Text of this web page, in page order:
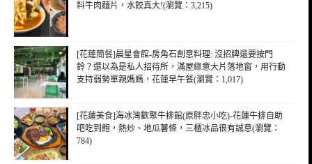
料牛肉麵片，水餃真大!(瀏覽：3,215)
[花蓮簡餐]晨星會館-房角石創意料理: 沒招牌還要按門
鈴？還以為是私人招待所，滿屋綠意大片落地窗，用行動
支持弱勢單親媽媽，花蓮早午餐(瀏覽：1,017)
[花蓮美食]海冰灣歡聚牛排館(原胖忠小吃)-花蓮牛排自助
吧吃到飽，熱炒、地瓜薯條，三櫃冰品很有誠意(瀏覽：
784)